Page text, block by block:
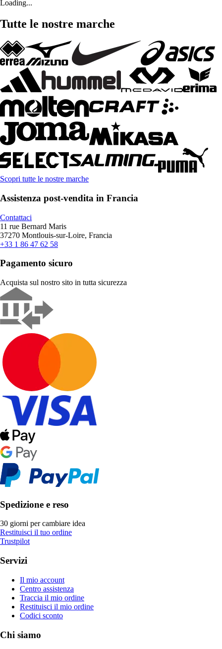
Loading...
Tutte le nostre marche
Scopri tutte le nostre marche
Assistenza post-vendita in Francia
Contattaci
11 rue Bernard Maris
37270 Montlouis-sur-Loire, Francia
+33 1 86 47 62 58
Pagamento sicuro
Acquista sul nostro sito in tutta sicurezza
Spedizione e reso
30 giorni per cambiare idea
Restituisci il tuo ordine
Trustpilot
Servizi
Il mio account
Centro assistenza
Traccia il mio ordine
Restituisci il mio ordine
Codici sconto
Chi siamo